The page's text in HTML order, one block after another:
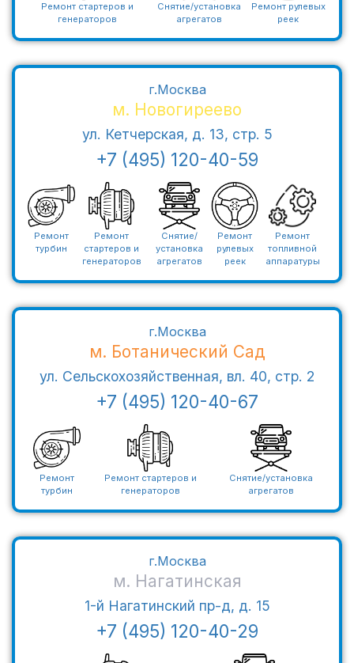
Ремонт стартеров и
генераторов
Снятие/установка
агрегатов
Ремонт рулевых
реек
г.Москва
м. Новогиреево
ул. Кетчерская, д. 13, стр. 5
+7 (495) 120-40-59
Ремонт
турбин
Ремонт
стартеров и
генераторов
Снятие/
установка
агрегатов
Ремонт
рулевых
реек
Ремонт
топливной
аппаратуры
г.Москва
м. Ботанический Сад
ул. Сельскохозяйственная, вл. 40, стр. 2
+7 (495) 120-40-67
Ремонт
турбин
Ремонт стартеров и
генераторов
Снятие/установка
агрегатов
г.Москва
м. Нагатинская
1-й Нагатинский пр-д, д. 15
+7 (495) 120-40-29